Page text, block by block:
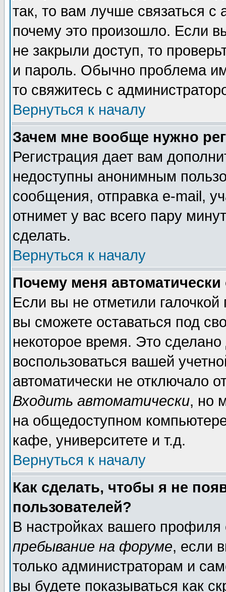
так, то вам лучше связаться
почему это произошло. Если
не закрыли доступ, то
и пароль. Обычно проблема
то свяжитесь с
Вернуться к началу
Зачем мне вообще нужно
Регистрация дает вам
недоступны анонимным
сообщения, отправка e-mail,
отнимет у вас всего пару
сделать.
Вернуться к началу
Почему меня автоматически
Если вы не отметили галочкой
вы сможете оставаться под
некоторое время. Это
воспользоваться вашей
автоматически не отключало
Входить автоматически, но
на общедоступном
кафе, университете и т.д.
Вернуться к началу
Как сделать, чтобы я не
пользователей?
В настройках вашего
пребывание на форуме, если
только администраторам и
вы будете показываться как